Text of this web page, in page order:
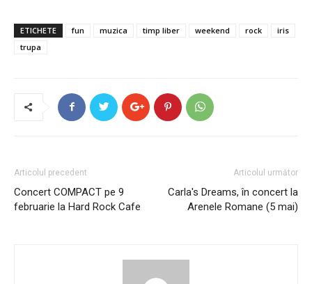
ETICHETE fun muzica timp liber weekend rock
iris
trupa
Articolul precedent
Concert COMPACT pe 9
februarie la Hard Rock Cafe
Articolul următor
Carla's Dreams, în concert la
Arenele Romane (5 mai)